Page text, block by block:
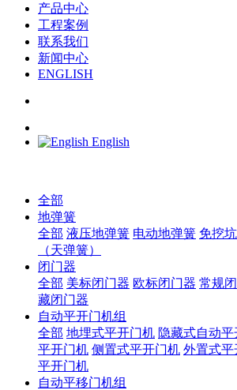
产品中心
工程案例
联系我们
新闻中心
ENGLISH
English
全部
地弹簧
全部 液压地弹簧 电动地弹簧 免挖
（天弹簧）
闭门器
全部 美标闭门器 欧标闭门器 常规
藏闭门器
自动平开门机组
全部 地埋式平开门机 隐藏式自动
平开门机 侧置式平开门机 外置式平
平开门机
自动平移门机组